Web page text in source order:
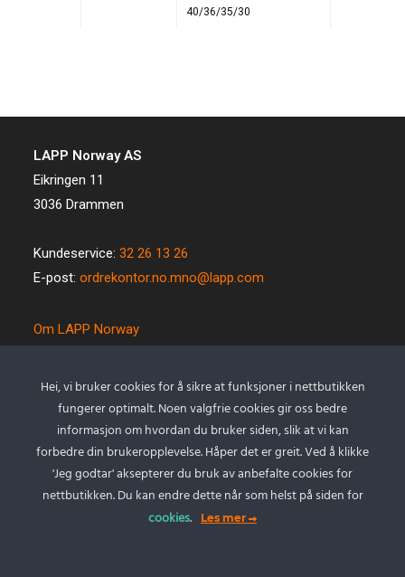
40/36/35/30
LAPP Norway AS
Eikringen 11
3036 Drammen
Kundeservice:32 26 13 26
E-post:ordrekontor.no.mno@lapp.com
Om LAPP Norway
Kvalitet og miljø
Betingelser
Kontakt oss
Cookie policy
Personvernserklæring
Hei, vi bruker cookies for å sikre at funksjoner i nettbutikken
fungerer optimalt. Noen valgfrie cookies gir oss bedre
informasjon om hvordan du bruker siden, slik at vi kan
forbedre din brukeropplevelse. Håper det er greit. Ved å klikke
'Jeg godtar' aksepterer du bruk av anbefalte cookies for
nettbutikken. Du kan endre dette når som helst på siden for
cookies. Les mer